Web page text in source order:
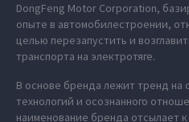
DongFeng Motor Corporation,
опыте в автомобилестроении,
целью перезапустить и
транспорта на электротяге.
В основе бренда лежит тренд на
технологий и осознанного
наименование бренда отсылает